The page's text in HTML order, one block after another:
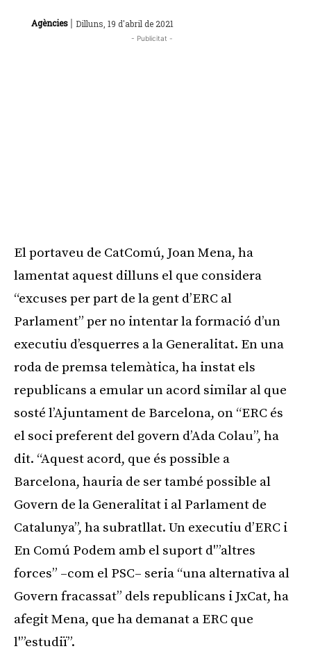
Agències | Dilluns, 19 d'abril de 2021
- Publicitat -
El portaveu de CatComú, Joan Mena, ha
lamentat aquest dilluns el que considera
“excuses per part de la gent d’ERC al
Parlament” per no intentar la formació d’un
executiu d’esquerres a la Generalitat. En una
roda de premsa telemàtica, ha instat els
republicans a emular un acord similar al que
sosté l’Ajuntament de Barcelona, on “ERC és
el soci preferent del govern d’Ada Colau”, ha
dit. “Aquest acord, que és possible a
Barcelona, hauria de ser també possible al
Govern de la Generalitat i al Parlament de
Catalunya”, ha subratllat. Un executiu d’ERC i
En Comú Podem amb el suport d'”altres
forces” –com el PSC– seria “una alternativa al
Govern fracassat” dels republicans i JxCat, ha
afegit Mena, que ha demanat a ERC que
l'”estudiï”.